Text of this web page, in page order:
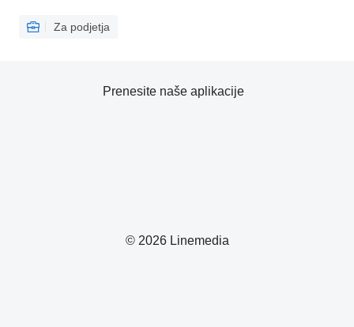
Za podjetja
© 2026 Linemedia
Prenesite naše aplikacije